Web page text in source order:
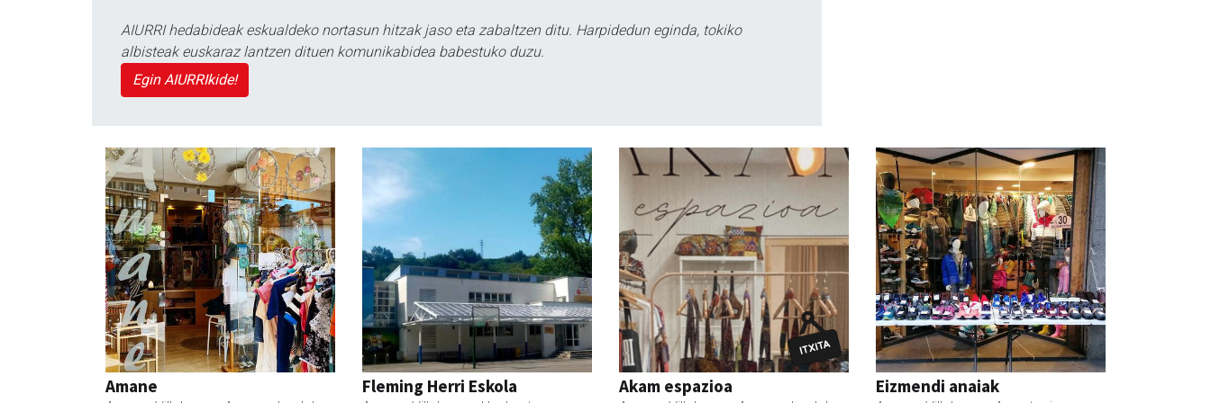
AIURRI hedabideak eskualdeko nortasun hitzak jaso eta zabaltzen ditu. Harpidedun eginda, tokiko
albisteak euskaraz lantzen dituen komunikabidea babestuko duzu.
Egin AIURRIkide!
Amane Fleming Herri Eskola Akam espazioa Eizmendi anaiak